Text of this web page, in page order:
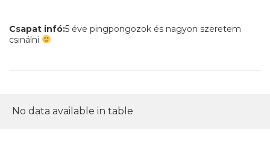
Csapat infó:5 éve pingpongozok és nagyon szeretem
csinálni
No data available in table